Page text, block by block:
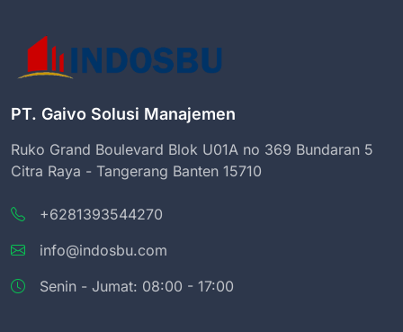
PT. Gaivo Solusi Manajemen
Ruko Grand Boulevard Blok U01A no 369 Bundaran 5
Citra Raya - Tangerang Banten 15710
+6281393544270
info@indosbu.com
Senin - Jumat: 08:00 - 17:00